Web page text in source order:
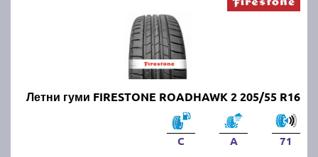
Летни гуми FIRESTONE ROADHAWK 2 205/55 R16
C A 71